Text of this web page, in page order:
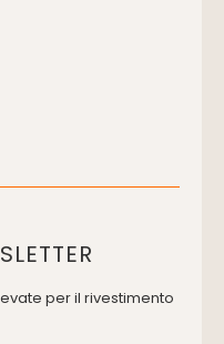
wc
per il rivestimento